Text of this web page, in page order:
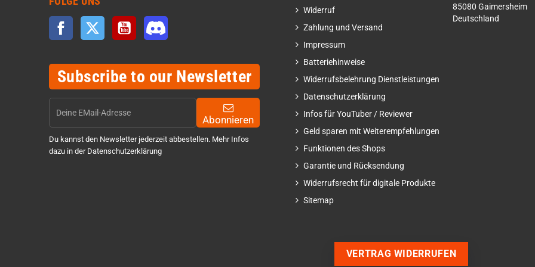
Facebook Twitter YouTube
Subscribe to our Newsletter
Abonnieren
Du kannst den Newsletter jederzeit abbestellen. Mehr Infos
dazu in der Datenschutzerklärung
Widerruf
Zahlung und Versand
Impressum
Batteriehinweise
Widerrufsbelehrung Dienstleistungen
Datenschutzerklärung
Infos für YouTuber / Reviewer
Geld sparen mit Weiterempfehlungen
Funktionen des Shops
Garantie und Rücksendung
Widerrufsrecht für digitale Produkte
Sitemap
85080 Gaimersheim
Deutschland
VERTRAG WIDERRUFEN